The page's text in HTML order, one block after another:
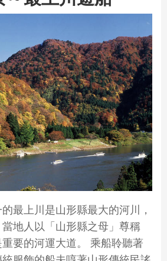
最上川是山形縣最大的河川，
地人以「山形縣之母」尊稱
要的河運大道。 乘船聆聽著